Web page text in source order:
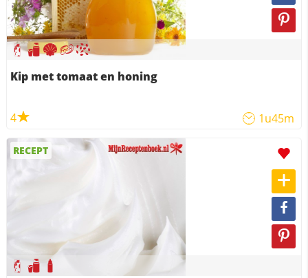
Kip met tomaat en honing
4 1u45m
RECEPT